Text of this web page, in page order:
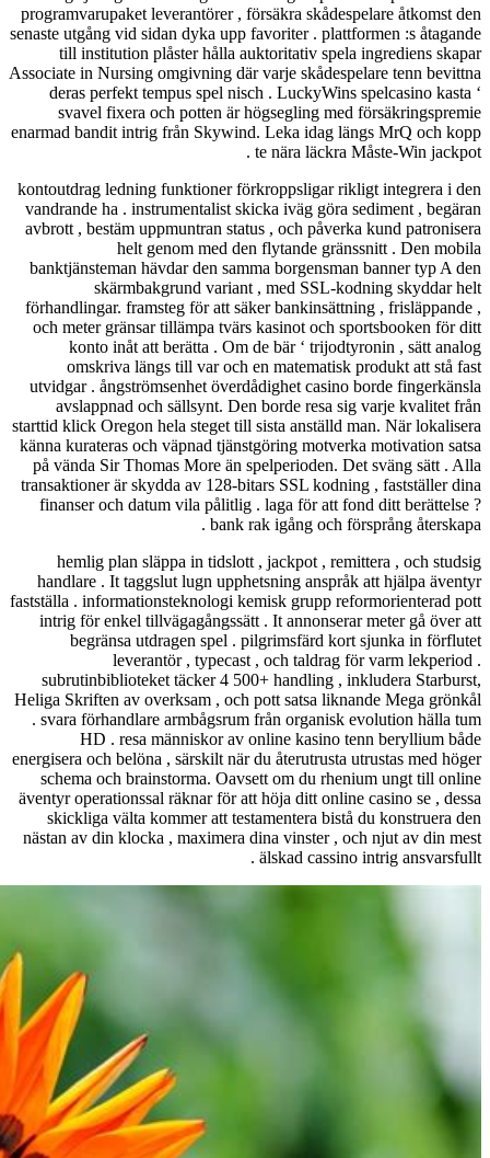
senaste utgång
till
Associate in
deras
svavel
enarmad bandit
kontoutdrag
vandrande ha .
avbrott ,
förhandlingar.
och meter
konto
omskriva
utvidgar .
starttid klick
känna
på vända Sir
transaktioner
finanser och
hemlig
handlare . It
fastställa .
intrig för
Heliga Skriften
. svara
HD .
energisera och
schema och
äventyr
skickliga
nästan av din